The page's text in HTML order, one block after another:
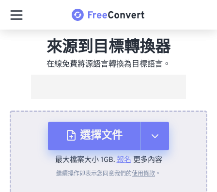
來源到目標轉換器
在線免費將源語言轉換為目標語言。
選擇文件
來自裝置
最大檔案大小 1GB.報名更多內容
繼續操作即表示您同意我們的使用條款 。